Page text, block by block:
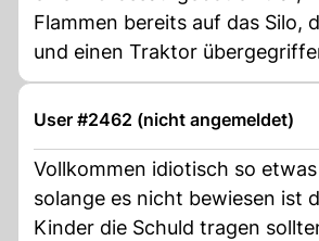
Flammen bereits auf das Silo,
und einen Traktor übergegriffen..."
professionelle (bezahlte)
Mitarbeitern, die immer in der
User #2462 (nicht angemeldet)
Vollkommen idiotisch so
solange es nicht bewiesen ist
Kinder die Schuld tragen